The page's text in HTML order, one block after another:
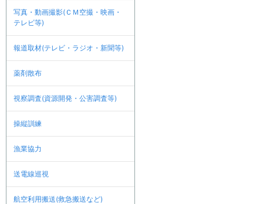
写真・動画撮影(ＣＭ空撮・映画・
テレビ等)
報道取材(テレビ・ラジオ・新聞等)
薬剤散布
視察調査(資源開発・公害調査等)
操縦訓練
漁業協力
送電線巡視
航空利用搬送(救急搬送など)